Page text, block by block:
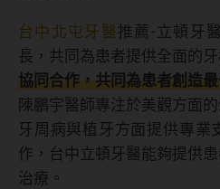
台中北屯牙醫推薦-立頓牙
長，共同為患者提供全面的牙
協同合作，共同為患者創造
陳鵬宇醫師專注於美觀方面
牙周病與植牙方面提供專業
作，台中立頓牙醫能夠提供
治療。